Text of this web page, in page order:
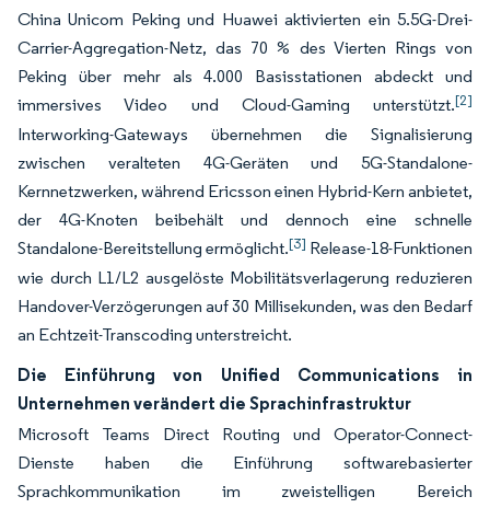
China Unicom Peking und Huawei aktivierten ein 5.5G-Drei-
Carrier-Aggregation-Netz, das 70 % des Vierten Rings von
Peking über mehr als 4.000 Basisstationen abdeckt und
immersives Video und Cloud-Gaming unterstützt.[2]
Interworking-Gateways übernehmen die Signalisierung
zwischen veralteten 4G-Geräten und 5G-Standalone-
Kernnetzwerken, während Ericsson einen Hybrid-Kern anbietet,
der 4G-Knoten beibehält und dennoch eine schnelle
Standalone-Bereitstellung ermöglicht.[3] Release-18-Funktionen
wie durch L1/L2 ausgelöste Mobilitätsverlagerung reduzieren
Handover-Verzögerungen auf 30 Millisekunden, was den Bedarf
an Echtzeit-Transcoding unterstreicht.
Die Einführung von Unified Communications in
Unternehmen verändert die Sprachinfrastruktur
Microsoft Teams Direct Routing und Operator-Connect-
Dienste haben die Einführung softwarebasierter
Sprachkommunikation im zweistelligen Bereich